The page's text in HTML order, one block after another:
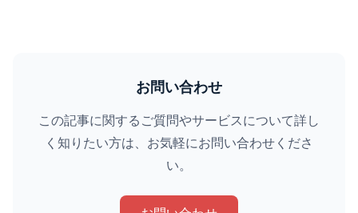
お問い合わせ
この記事に関するご質問やサービスについて詳し
く知りたい方は、お気軽にお問い合わせくださ
い。